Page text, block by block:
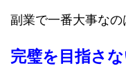
副業で一番大事なの
完璧を目指さ